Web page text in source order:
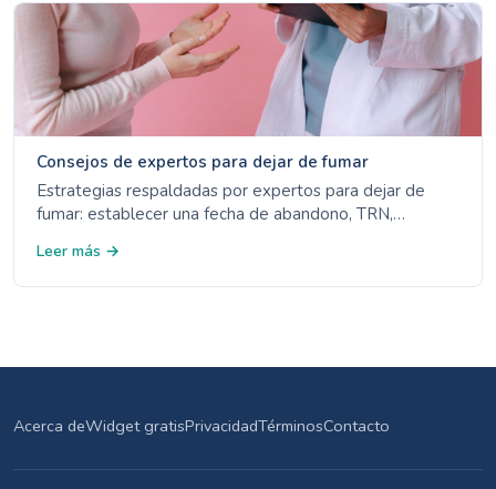
Consejos de expertos para dejar de fumar
Estrategias respaldadas por expertos para dejar de
fumar: establecer una fecha de abandono, TRN,
desencadenantes.
Leer más →
Acerca deWidget gratisPrivacidadTérminosContacto